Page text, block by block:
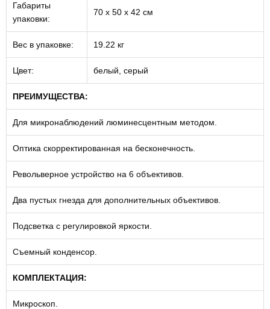
Габариты
упаковки:
70 x 50 x 42 см
Вес в упаковке: 19.22 кг
Цвет: белый, серый
ПРЕИМУЩЕСТВА:
Для микронаблюдений люминесцентным методом.
Оптика скорректированная на бесконечность.
Револьверное устройство на 6 объективов.
Два пустых гнезда для дополнительных объективов.
Подсветка с регулировкой яркости.
Съемный конденсор.
КОМПЛЕКТАЦИЯ:
Микроскоп.